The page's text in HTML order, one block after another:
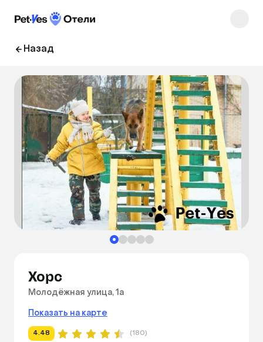
Назад
Хорс
Молодёжная улица, 1а
Показать на карте
4.48 (180)